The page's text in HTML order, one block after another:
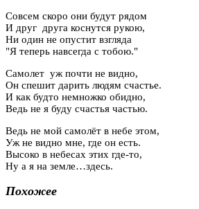
Совсем скоро они будут рядом
И друг друга коснутся рукою,
Ни один не опустит взгляда
"Я теперь навсегда с тобою."
Самолет уж почти не видно,
Он спешит дарить людям счастье.
И как будто немножко обидно,
Ведь не я буду счастья частью.
Ведь не мой самолёт в небе этом,
Уж не видно мне, где он есть.
Высоко в небесах этих где-то,
Ну а я на земле…здесь.
Похожее